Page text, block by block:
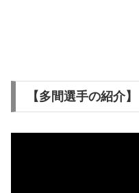
【多間選手の紹介】